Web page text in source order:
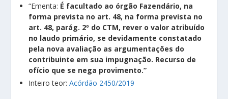
“Ementa: É facultado ao órgão Fazendário, na
forma prevista no art. 48, na forma prevista no
art. 48, parág. 2º do CTM, rever o valor atribuído
no laudo primário, se devidamente constatado
pela nova avaliação as argumentações do
contribuinte em sua impugnação. Recurso de
ofício que se nega provimento.”
Inteiro teor:Acórdão 2450/2019